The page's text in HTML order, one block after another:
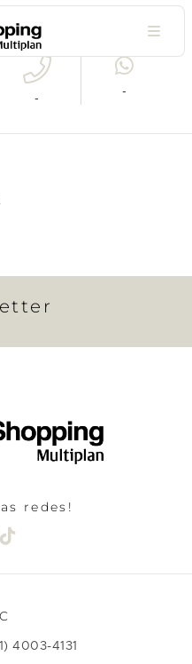
mapa
-
-
redes!
4003-4131